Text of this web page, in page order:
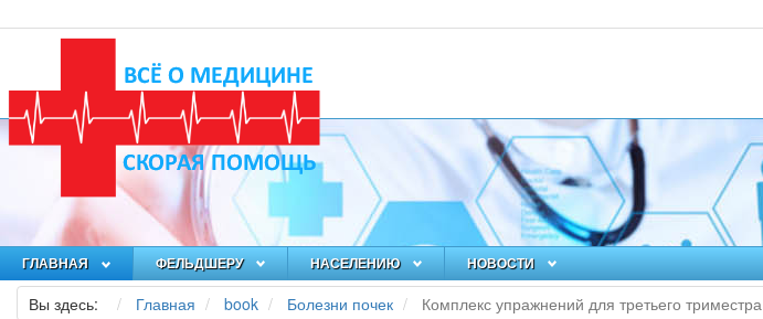
ГЛАВНАЯ ФЕЛЬДШЕРУ НАСЕЛЕНИЮ НОВОСТИ
Вы здесь: Главная book Болезни почек Комплекс упражнений для третьего триместра
Как я заболел во время
локдауна?
Это странная ситуация:
вы соблюдали все меры
предосторожности